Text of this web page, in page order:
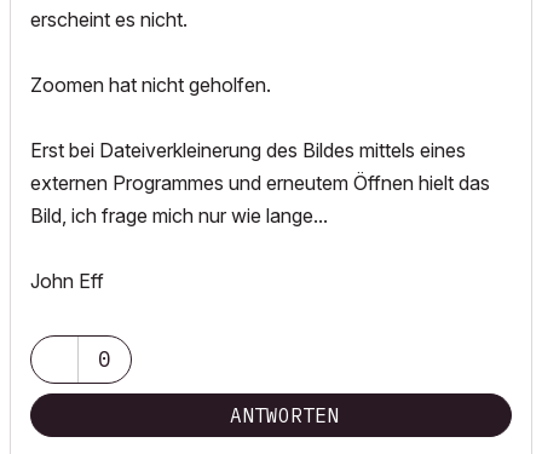
erscheint es nicht.
Zoomen hat nicht geholfen.
Erst bei Dateiverkleinerung des Bildes mittels eines
externen Programmes und erneutem Öffnen hielt das
Bild, ich frage mich nur wie lange...
John Eff
0
ANTWORTEN